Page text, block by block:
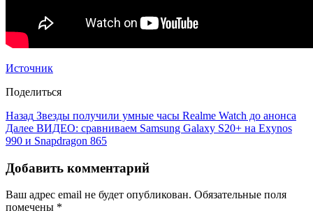
Источник
Поделиться
Назад Звезды получили умные часы Realme Watch до анонса
Далее ВИДЕО: сравниваем Samsung Galaxy S20+ на Exynos
990 и Snapdragon 865
Добавить комментарий
Ваш адрес email не будет опубликован. Обязательные поля
помечены *